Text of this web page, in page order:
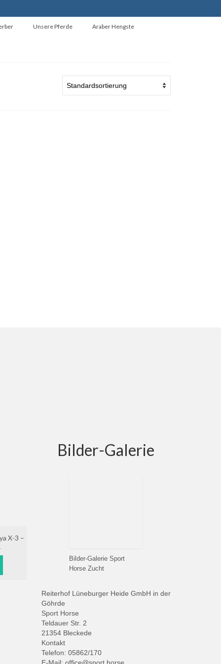
Unsere Pferde Araber Hengste
X-3 –
Bilder-Galerie
Bilder-Galerie Sport
Horse Zucht
Reiterhof Lüneburger Heide GmbH in der
Göhrde
Sport Horse
Teldauer Str. 2
21354 Bleckede
Kontakt
Telefon: 05862/170